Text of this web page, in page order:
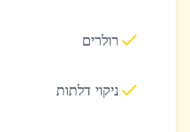
רולרים
ניקוי דלתות